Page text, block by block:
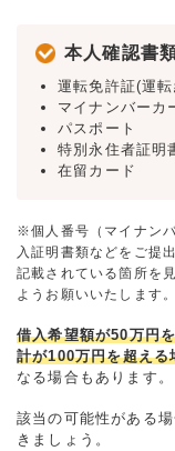
本人確認書
運転免許証(運
マイナンバーカ
パスポート
特別永住者証明
在留カード
※個人番号（マイナン
入証明書類などをご提
記載されている箇所を
ようお願いいたします。
借入希望額が50万円
計が100万円を超える
なる場合もあります。
該当の可能性がある
きましょう。